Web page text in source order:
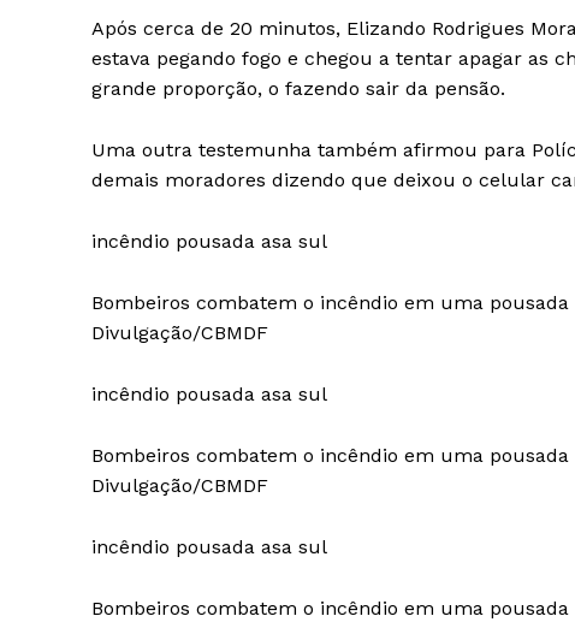
Após cerca de 20 minutos, Elizando Rodrigues
estava pegando fogo e chegou a tentar apagar as
grande proporção, o fazendo sair da pensão.
Uma outra testemunha também afirmou para
demais moradores dizendo que deixou o celular
incêndio pousada asa sul
Bombeiros combatem o incêndio em uma pousada
Divulgação/CBMDF
incêndio pousada asa sul
Bombeiros combatem o incêndio em uma pousada
Divulgação/CBMDF
incêndio pousada asa sul
Bombeiros combatem o incêndio em uma pousada